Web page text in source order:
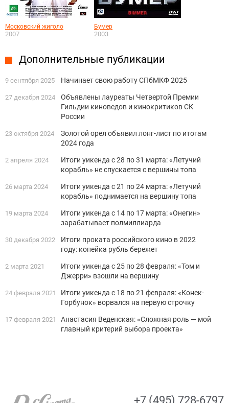
Московский жиголо
2007
Бумер
2003
Дополнительные публикации
9 сентября 2025 Начинает свою работу СПбМКФ 2025
27 декабря 2024
Объявлены лауреаты Четвертой Премии
Гильдии киноведов и кинокритиков СК
России
23 октября 2024
Золотой орел объявил лонг-лист по итогам
2024 года
2 апреля 2024
Итоги уикенда с 28 по 31 марта: «Летучий
корабль» не спускается с вершины топа
26 марта 2024
Итоги уикенда с 21 по 24 марта: «Летучий
корабль» поднимается на вершину топа
19 марта 2024
Итоги уикенда с 14 по 17 марта: «Онегин»
зарабатывает полмиллиарда
30 декабря 2022
Итоги проката российского кино в 2022
году: копейка рубль бережет
2 марта 2021
Итоги уикенда с 25 по 28 февраля: «Том и
Джерри» взошли на вершину
24 февраля 2021
Итоги уикенда с 18 по 21 февраля: «Конек-
Горбунок» ворвался на первую строчку
17 февраля 2021
Анастасия Веденская: «Сложная роль — мой
главный критерий выбора проекта»
+7 (495) 728-6797